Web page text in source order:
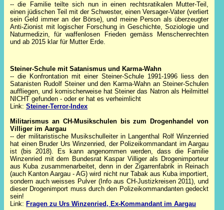
-- die Familie teilte sich nun in einen rechtsratikalen Mutter-Teil,
einen jüdischen Teil mit der Schwester, einen Versager-Vater (verliert
sein Geld immer an der Börse), und meine Person als überzeugter
Anti-Zionist mit logischer Forschung in Geschichte, Soziologie und
Naturmedizin, für waffenlosen Frieden gemäss Menschenrechten
und ab 2015 klar für Mutter Erde.
Steiner-Schule mit Satanismus und Karma-Wahn
-- die Konfrontation mit einer Steiner-Schule 1991-1996 liess den
Satanisten Rudolf Steiner und den Karma-Wahn an Steiner-Schulen
auffliegen, und komischerweise hat Steiner das Natron als Heilmittel
NICHT gefunden - oder er hat es verheimlicht
Link: Steiner-Terror-Index
Militarismus an CH-Musikschulen bis zum Drogenhandel von
Villiger im Aargau
-- der militaristische Musikschulleiter in Langenthal Rolf Winzenried
hat einen Bruder Urs Winzenried, der Polizeikommandant im Aargau
ist (bis 2018). Es kann angenommen werden, dass die Familie
Winzenried mit dem Bundesrat Kaspar Villiger als Drogenimporteur
aus Kuba zusammenarbeitet, denn in der Zigarrenfabrik in Reinach
(auch Kanton Aargau - AG) wird nicht nur Tabak aus Kuba importiert,
sondern auch weisses Pulver (Info aus CH-Justizkreisen 2011), und
dieser Drogenimport muss durch den Polizeikommandanten gedeckt
sein!
Link: Fragen zu Urs Winzenried, Ex-Kommandant im Aargau